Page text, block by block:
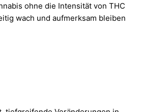
ohne die Intensität von THC
wach und aufmerksam bleiben